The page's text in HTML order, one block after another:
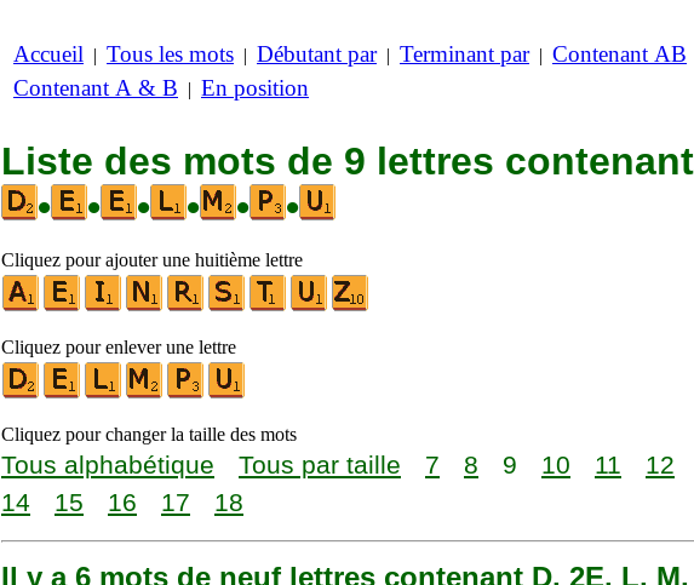
Accueil | Tous les mots | Débutant par| Terminant par| Contenant AB
Contenant A & B | En position
Liste des mots de 9 lettres contenant
•
• • • • •
Cliquez pour ajouter une huitième lettre
Cliquez pour enlever une lettre
Cliquez pour changer la taille des mots
Tous alphabétique Tous par taille 7 8 9 10 11 12
14
15 16 17 18
Il y a 6 mots de neuf lettres contenant D, 2E, L,